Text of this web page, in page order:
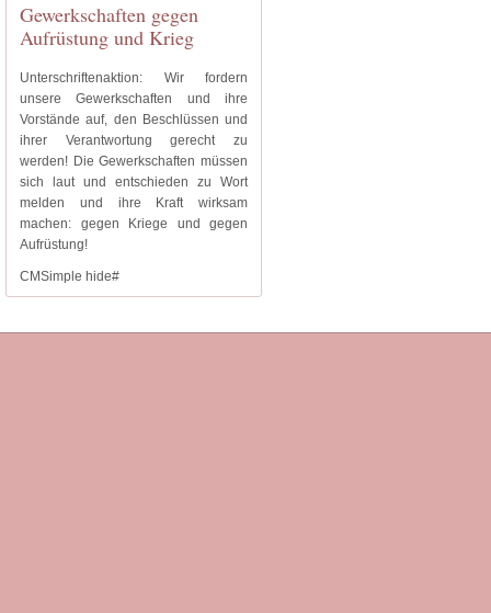
Gewerkschaften gegen
Aufrüstung und Krieg
Unterschriftenaktion: Wir fordern
unsere Gewerkschaften und ihre
Vorstände auf, den Beschlüssen und
ihrer Verantwortung gerecht zu
werden! Die Gewerkschaften müssen
sich laut und entschieden zu Wort
melden und ihre Kraft wirksam
machen: gegen Kriege und gegen
Aufrüstung!
CMSimple hide#